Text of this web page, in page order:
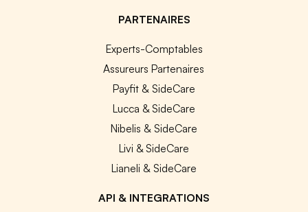
PARTENAIRES
Experts-Comptables
Assureurs Partenaires
Payfit & SideCare
Lucca & SideCare
Nibelis & SideCare
Livi & SideCare
Lianeli & SideCare
API & INTEGRATIONS